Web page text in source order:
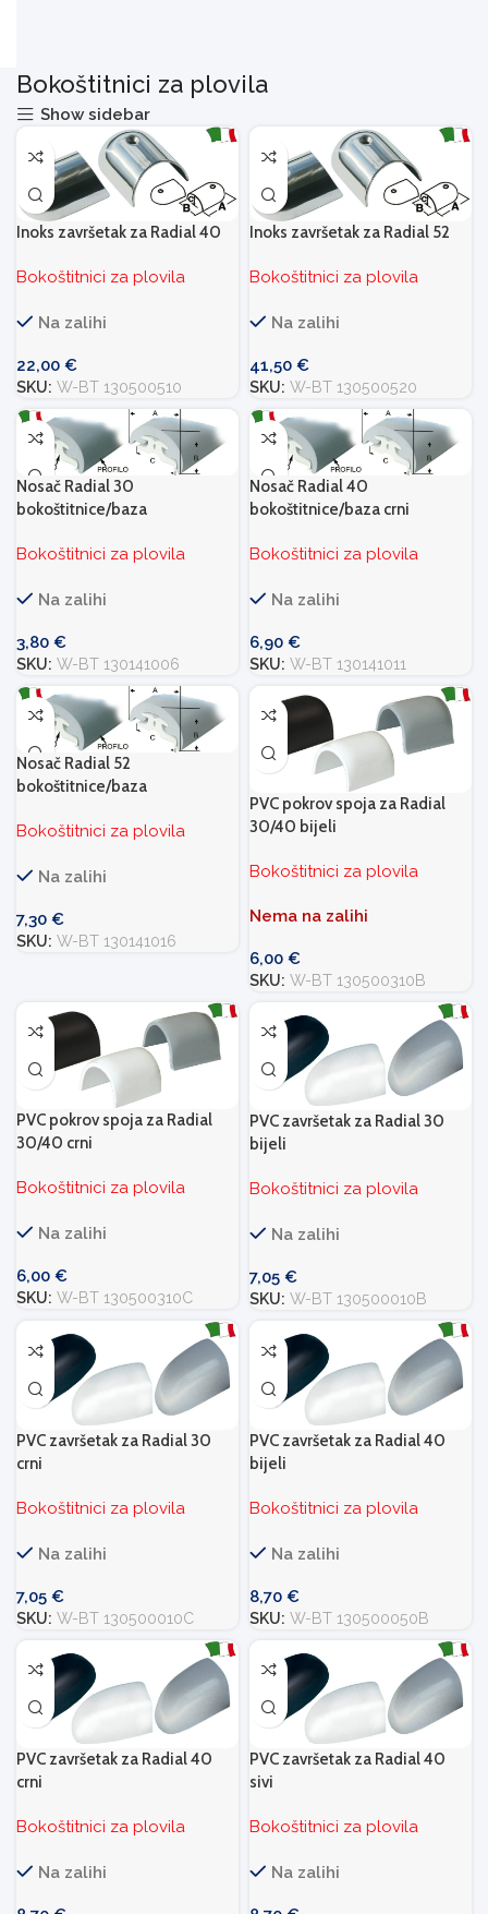
Bokoštitnici za plovila
Show sidebar
Inoks završetak za Radial 40
Bokoštitnici za plovila
Na zalihi
22,00 €
SKU: W-BT 130500510
Inoks završetak za Radial 52
Bokoštitnici za plovila
Na zalihi
41,50 €
SKU: W-BT 130500520
Nosač Radial 30
bokoštitnice/baza
Bokoštitnici za plovila
Na zalihi
3,80 €
SKU: W-BT 130141006
Nosač Radial 40
bokoštitnice/baza crni
Bokoštitnici za plovila
Na zalihi
6,90 €
SKU: W-BT 130141011
Nosač Radial 52
bokoštitnice/baza
Bokoštitnici za plovila
Na zalihi
7,30 €
SKU: W-BT 130141016
PVC pokrov spoja za Radial
30/40 bijeli
Bokoštitnici za plovila
Nema na zalihi
6,00 €
SKU: W-BT 130500310B
PVC pokrov spoja za Radial
30/40 crni
Bokoštitnici za plovila
Na zalihi
6,00 €
SKU: W-BT 130500310C
PVC završetak za Radial 30
bijeli
Bokoštitnici za plovila
Na zalihi
7,05 €
SKU: W-BT 130500010B
PVC završetak za Radial 30
crni
Bokoštitnici za plovila
Na zalihi
7,05 €
SKU: W-BT 130500010C
PVC završetak za Radial 40
bijeli
Bokoštitnici za plovila
Na zalihi
8,70 €
SKU: W-BT 130500050B
PVC završetak za Radial 40
crni
Bokoštitnici za plovila
Na zalihi
PVC završetak za Radial 40
sivi
Bokoštitnici za plovila
Na zalihi